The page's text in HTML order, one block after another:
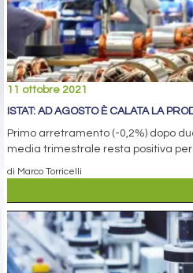
11 ottobre 2021
ISTAT: AD AGOSTO È CALATA LA
Primo arretramento (-0,2%) dopo
media trimestrale resta positiva per
di Marco Torricelli